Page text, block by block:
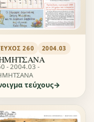
260 2004.03
- 2004.03 -
τεύχους